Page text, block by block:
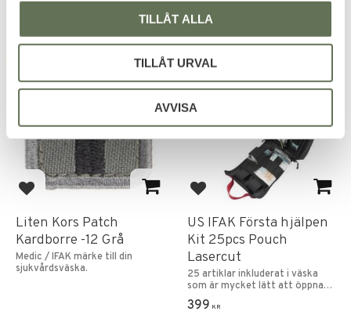
TILLÅT ALLA
TILLÅT URVAL
AVVISA
Add to favorites
Liten Kors Patch
Kardborre -12 Grå
Medic / IFAK märke till din
sjukvårdsväska.
Add to favorites
US IFAK Första hjälpen
Kit 25pcs Pouch
Lasercut
25 artiklar inkluderat i väska
som är mycket lätt att öppna
vid nödsituationer.
399 KR
FAVORITE